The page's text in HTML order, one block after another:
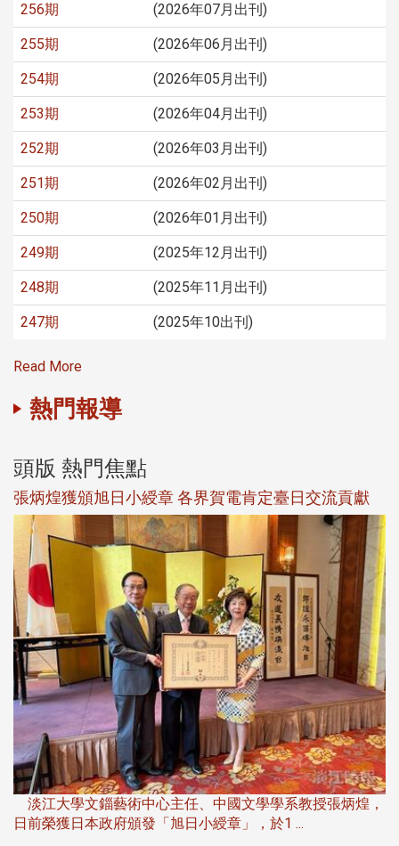
256期 (2026年07月出刊)
255期 (2026年06月出刊)
254期 (2026年05月出刊)
253期 (2026年04月出刊)
252期 (2026年03月出刊)
251期 (2026年02月出刊)
250期 (2026年01月出刊)
249期 (2025年12月出刊)
248期 (2025年11月出刊)
247期 (2025年10出刊)
Read More
熱門報導
頭版 熱門焦點
張炳煌獲頒旭日小綬章 各界賀電肯定臺日交流貢獻
淡江大學文錙藝術中心主任、中國文學學系教授張炳煌，
日前榮獲日本政府頒發「旭日小綬章」，於1 ...